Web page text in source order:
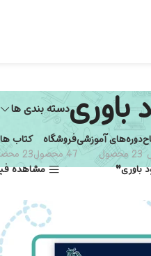
باوریدسته بندی ها
دوره‌های آموزشی
23 محصول
فروشگاه
47 محصول
کتاب
23 محصول
باوری” مشاهده